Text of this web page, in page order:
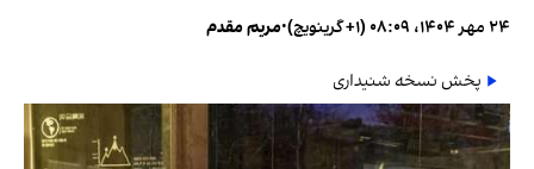
۲۴ مهر ۱۴۰۴، ۰۸:۰۹ (‎+۱ گرینویچ) •مریم مقدم
پخش نسخه شنیداری